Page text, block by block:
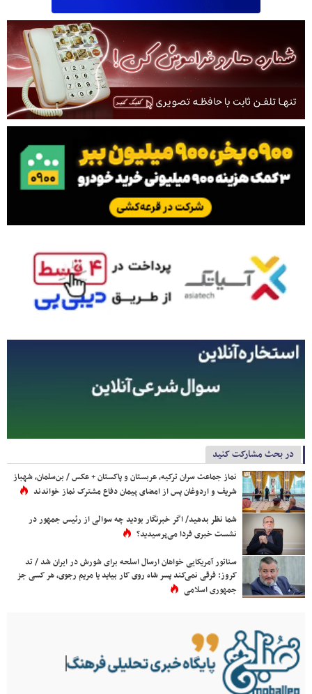
در بحث مشارکت کنید
نماز جماعت سران ترکیه، عربستان و پاکستان + عکس / بن‌سلمان، شهباز
شریف و اردوغان پس از امضای پیمان دفاع مشترک نماز خواندند
شما نظر بدهید/ اگر خبرنگار بودید چه سوالی از رئیس جمهور در
نشست خبری فردا می‌پرسیدید؟
سناتور آمریکایی خواهان ارسال اسلحه برای شورش در ایران شد / تد
کروز: فرقی نمی‌کند پسر شاه روی کار بیاید یا مریم رجوی، هر کسی جز
جمهوری اسلامی